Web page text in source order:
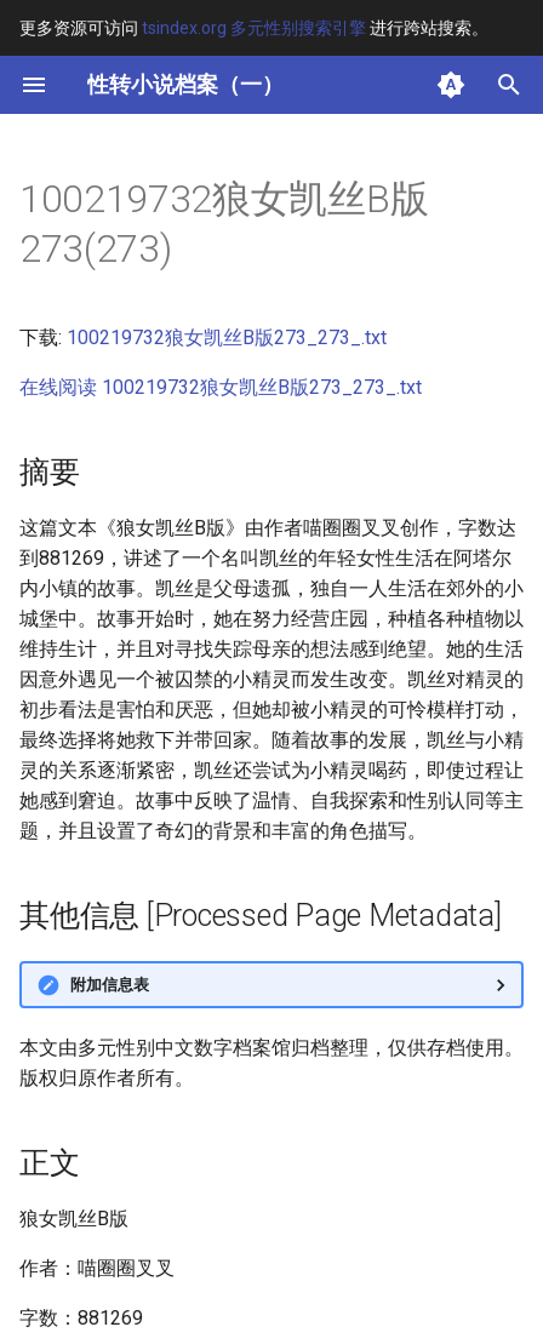
更多资源可访问 tsindex.org 多元性别搜索引擎进行跨站搜索。
性转小说档案（一）
键
开
始
索
其他信息 [Processed Page
Metadata]
100219732狼女凯丝B版
273(273)
下载: 100219732狼女凯丝B版273_273_.txt
在线阅读 100219732狼女凯丝B版273_273_.txt
摘要
这篇文本《狼女凯丝B版》由作者喵圈圈叉叉创作，字数达
到881269，讲述了一个名叫凯丝的年轻女性生活在阿塔尔
内小镇的故事。凯丝是父母遗孤，独自一人生活在郊外的小
城堡中。故事开始时，她在努力经营庄园，种植各种植物以
维持生计，并且对寻找失踪母亲的想法感到绝望。她的生活
因意外遇见一个被囚禁的小精灵而发生改变。凯丝对精灵的
初步看法是害怕和厌恶，但她却被小精灵的可怜模样打动，
最终选择将她救下并带回家。随着故事的发展，凯丝与小精
灵的关系逐渐紧密，凯丝还尝试为小精灵喝药，即使过程让
她感到窘迫。故事中反映了温情、自我探索和性别认同等主
题，并且设置了奇幻的背景和丰富的角色描写。
其他信息 [Processed Page Metadata]
附加信息表
本文由多元性别中文数字档案馆归档整理，仅供存档使用。
版权归原作者所有。
正文
狼女凯丝B版
作者：喵圈圈叉叉
字数：881269